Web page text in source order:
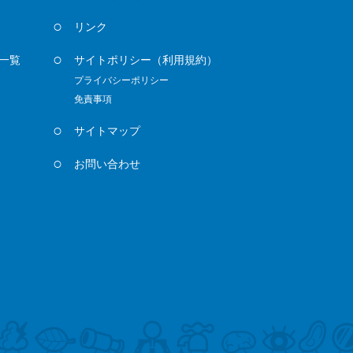
覧
リンク
サイトポリシー （利用規約）
プライバシーポリシー
免責事項
サイトマップ
お問い合わせ